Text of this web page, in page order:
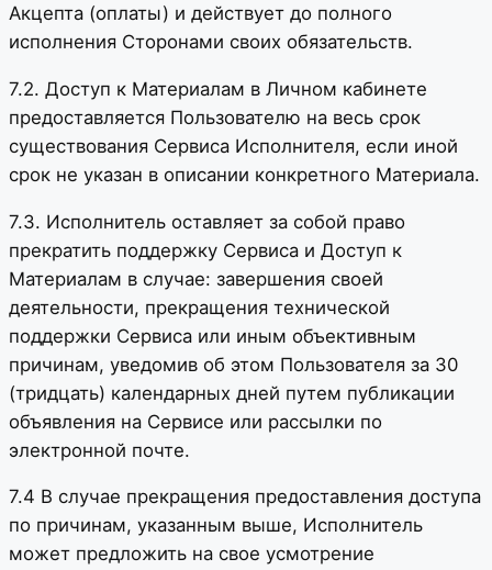
Акцепта (оплаты) и действует до полного
исполнения Сторонами своих обязательств.
7.2. Доступ к Материалам в Личном кабинете
предоставляется Пользователю на весь срок
существования Сервиса Исполнителя, если иной
срок не указан в описании конкретного Материала.
7.3. Исполнитель оставляет за собой право
прекратить поддержку Сервиса и Доступ к
Материалам в случае: завершения своей
деятельности, прекращения технической
поддержки Сервиса или иным объективным
причинам, уведомив об этом Пользователя за 30
(тридцать) календарных дней путем публикации
объявления на Сервисе или рассылки по
электронной почте.
7.4 В случае прекращения предоставления доступа
по причинам, указанным выше, Исполнитель
может предложить на свое усмотрение